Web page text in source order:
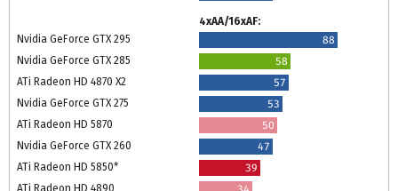
4xAA/16xAF:
Nvidia GeForce GTX 295
88
Nvidia GeForce GTX 285
58
ATi Radeon HD 4870 X2
57
Nvidia GeForce GTX 275
53
ATi Radeon HD 5870
50
Nvidia GeForce GTX 260
47
ATi Radeon HD 5850*
39
ATi Radeon HD 4890